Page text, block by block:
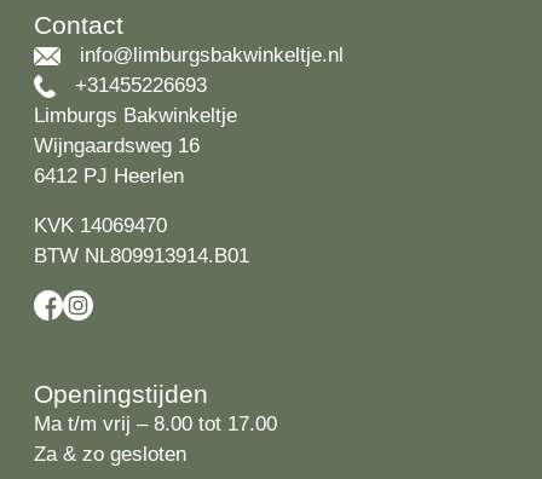
Contact
info@limburgsbakwinkeltje.nl
+31455226693
Limburgs Bakwinkeltje
Wijngaardsweg 16
6412 PJ Heerlen
KVK 14069470
BTW NL809913914.B01
Openingstijden
Ma t/m vrij – 8.00 tot 17.00
Za & zo gesloten